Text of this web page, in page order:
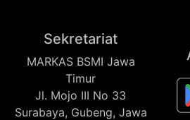
Sekretariat
MARKAS BSMI Jawa
Timur
Jl. Mojo III No 33
Surabaya, Gubeng, Jawa